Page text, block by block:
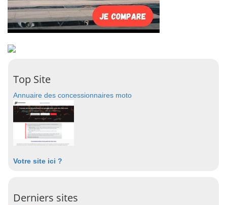
Top Site
Annuaire des concessionnaires moto
Votre site ici ?
Derniers sites